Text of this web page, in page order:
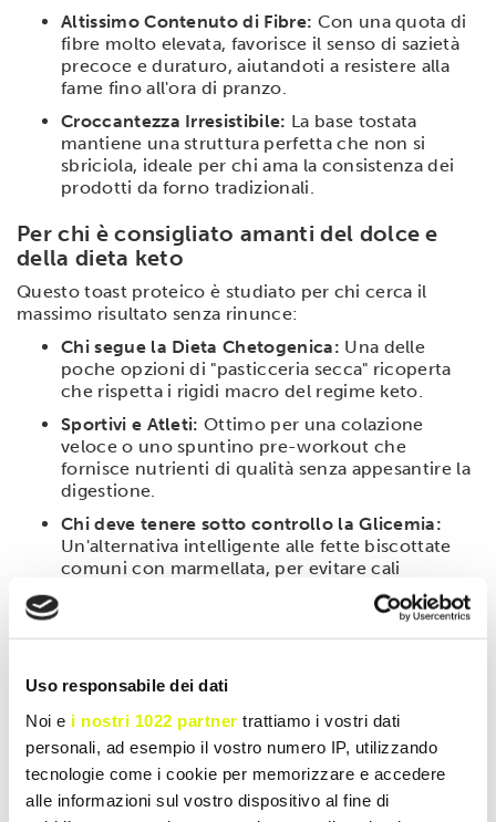
Uso responsabile dei dati
Noi e i nostri 1022 partner trattiamo i vostri dati
personali, ad esempio il vostro numero IP, utilizzando
tecnologie come i cookie per memorizzare e accedere
alle informazioni sul vostro dispositivo al fine di
Altissimo Contenuto di Fibre: Con una quota di
fibre molto elevata, favorisce il senso di sazietà
precoce e duraturo, aiutandoti a resistere alla
fame fino all'ora di pranzo.
Croccantezza Irresistibile: La base tostata
mantiene una struttura perfetta che non si
sbriciola, ideale per chi ama la consistenza dei
prodotti da forno tradizionali.
Per chi è consigliato amanti del dolce e
della dieta keto
Questo toast proteico è studiato per chi cerca il
massimo risultato senza rinunce:
Chi segue la Dieta Chetogenica: Una delle
poche opzioni di "pasticceria secca" ricoperta
che rispetta i rigidi macro del regime keto.
Sportivi e Atleti: Ottimo per una colazione
veloce o uno spuntino pre-workout che
fornisce nutrienti di qualità senza appesantire la
digestione.
Chi deve tenere sotto controllo la Glicemia:
Un'alternativa intelligente alle fette biscottate
comuni con marmellata, per evitare cali
energetici e attacchi di fame nervosa.
Modalità d'uso
colazione, accompagnato da un buon caffè o da un
tè, ma può essere utilizzato anche comesnack
"spezza-fame" pomeridiano
in dolcezza. Per gustarlo al meglio, si consiglia di
conservarlo in un luogo fresco e asciutto per
preservare la consistenza del cioccolato. La pratica